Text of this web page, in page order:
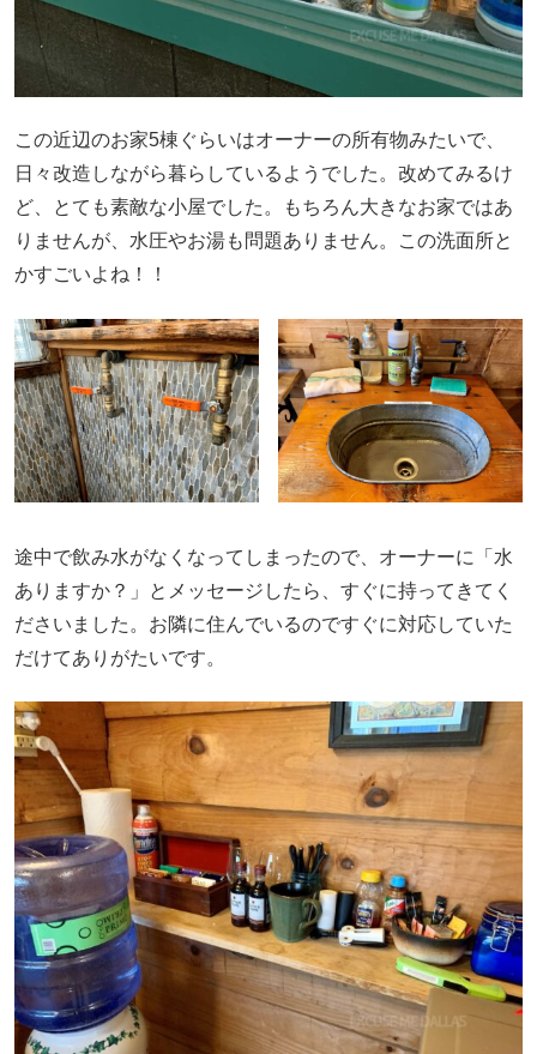
この近辺のお家5棟ぐらいはオーナーの所有物みたいで、
日々改造しながら暮らしているようでした。改めてみるけ
ど、とても素敵な小屋でした。もちろん大きなお家ではあ
りませんが、水圧やお湯も問題ありません。この洗面所と
かすごいよね！！
途中で飲み水がなくなってしまったので、オーナーに「水
ありますか？」とメッセージしたら、すぐに持ってきてく
ださいました。お隣に住んでいるのですぐに対応していた
だけてありがたいです。